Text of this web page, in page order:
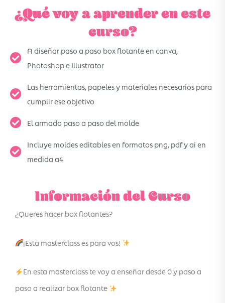
¿Qué voy a aprender en este
curso?
A diseñar paso a paso box flotante en canva,
Photoshop e Illustrator
Las herramientas, papeles y materiales necesarios para
cumplir ese objetivo
El armado paso a paso del molde
Incluye moldes editables en formatos png, pdf y ai en
medida a4
Información del Curso
¿Queres hacer box flotantes?
¡Esta masterclass es para vos!
En esta masterclass te voy a enseñar desde 0 y paso a
paso a realizar box flotante